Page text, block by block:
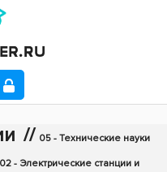
// 05 - Технические науки
- Электрические станции и